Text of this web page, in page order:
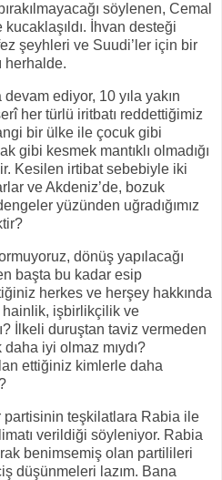
söylenen, Cemal
kucaklaşıldı. İhvan desteği
şeyhleri ve Suudi’ler için bir
herhalde.
ediyor, 10 yıla yakın
her türlü iritbatı reddettiğimiz
bir ülke ile çocuk gibi
gibi kesmek mantıklı olmadığı
Kesilen irtibat sebebiyle iki
ve Akdeniz’de, bozuk
yüzünden uğradığımız
dönüş yapılacağı
başta bu kadar esip
herkes ve herşey hakkında
hainlik, işbirlikçilik ve
İlkeli duruştan taviz vermeden
daha iyi olmaz mıydı?
ettiğiniz kimlerle daha
partisinin teşkilatlara Rabia ile
verildiği söyleniyor. Rabia
benimsemiş olan partilileri
düşünmeleri lazım. Bana